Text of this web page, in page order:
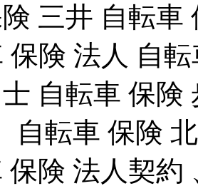
三井 自転
保険 法人 自
自転車 保険
自転車 保険
保険 法人契